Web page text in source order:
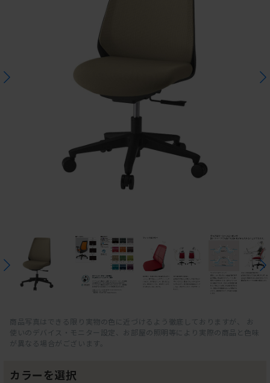
商品写真はできる限り実物の色に近づけるよう徹底しておりますが、 お
使いのデバイス・モニター設定、お部屋の照明等により実際の商品と色味
が異なる場合がございます。
カラーを選択